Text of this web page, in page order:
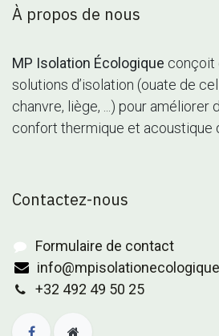
À propos de nous
MP Isolation Écologique conçoit
solutions d’isolation (ouate de
chanvre, liège, ...) pour améliorer
confort thermique et acoustique
Contactez-nous
Formulaire de contact
+32 492 49 50 25